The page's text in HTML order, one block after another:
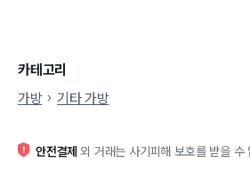
카테고리
가방
기타 가방
안전결제 외 거래는 사기피해 보호를 받을 수